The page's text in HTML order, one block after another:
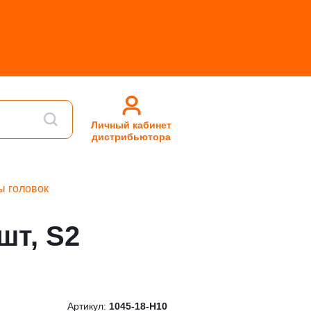
Личный кабинет
дистрибьютора
головок
S2
Артикул: 1045-18-H10